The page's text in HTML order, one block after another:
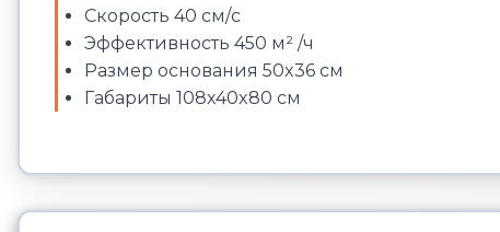
Скорость 40 см/с
Эффективность 450 м² /ч
Размер основания 50x36 см
Габариты 108x40x80 см